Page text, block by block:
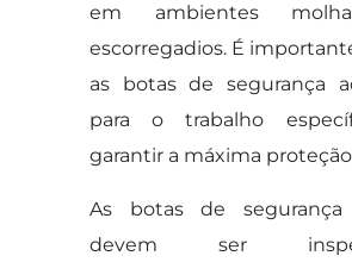
em ambientes
escorregadios. É
as botas de segurança
para o trabalho
garantir a máxima
As botas de
devem ser